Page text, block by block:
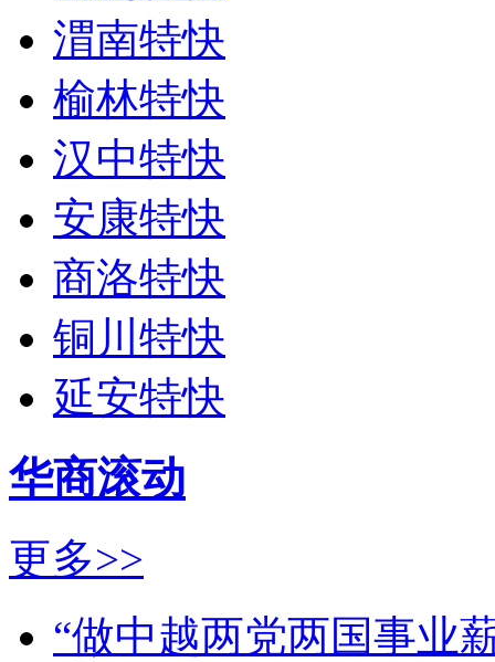
渭南特快
榆林特快
汉中特快
安康特快
商洛特快
铜川特快
延安特快
华商滚动
更多>>
“做中越两党两国事业